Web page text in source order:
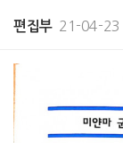
편집부 21-04-23
본문